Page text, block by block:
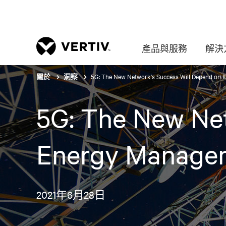
產品與服務 解決
關於 洞察 5G: The New Network's Success Will Depend on
5G: The New
Energy
2021年6月28日